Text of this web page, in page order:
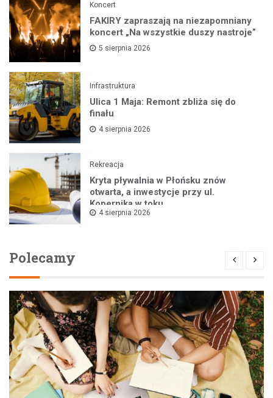
Koncert
FAKIRY zapraszają na niezapomniany
koncert „Na wszystkie duszy nastroje”
5 sierpnia 2026
Infrastruktura
Ulica 1 Maja: Remont zbliża się do
finału
4 sierpnia 2026
Rekreacja
Kryta pływalnia w Płońsku znów
otwarta, a inwestycje przy ul.
Kopernika w toku
4 sierpnia 2026
Polecamy